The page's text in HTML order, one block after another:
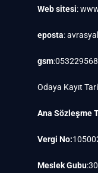
Web sitesi:
eposta:
gsm
Odaya Kayıt
Ana Sözleşme
Vergi No:
Meslek Gubu